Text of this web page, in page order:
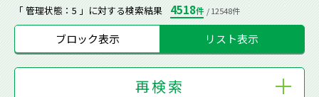
「 管理状態：5 」に対する検索結果 4518件/ 12548件
ブロック表示 リスト表示
再検索